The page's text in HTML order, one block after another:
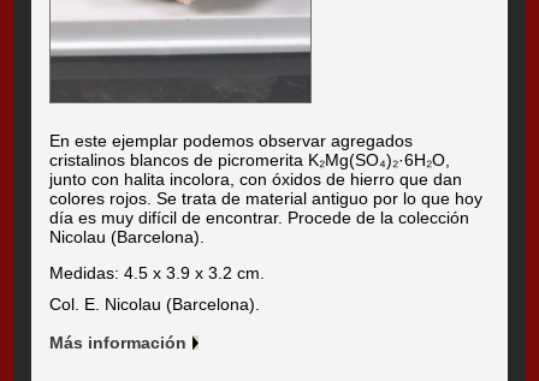
En este ejemplar podemos observar agregados
cristalinos blancos de picromerita K₂Mg(SO₄)₂·6H₂O,
junto con halita incolora, con óxidos de hierro que dan
colores rojos. Se trata de material antiguo por lo que hoy
día es muy difícil de encontrar. Procede de la colección
Nicolau (Barcelona).
Medidas: 4.5 x 3.9 x 3.2 cm.
Col. E. Nicolau (Barcelona).
Más información